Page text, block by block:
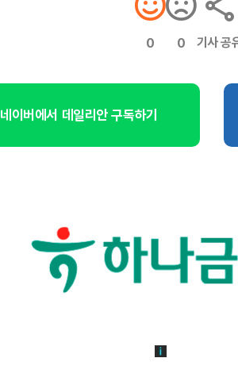
0 0 기사 공
네이버에서 데일리안 구독하기